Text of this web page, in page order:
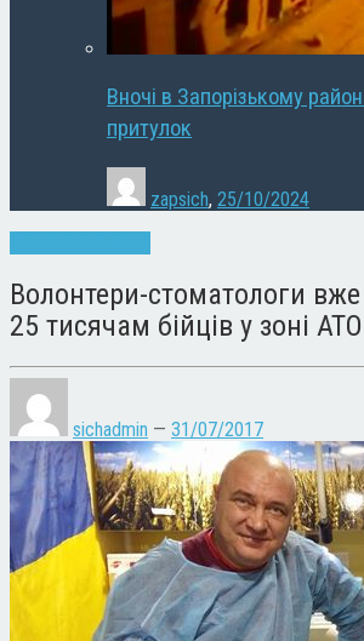
Вночі в Запорізькому
притулок
zapsich, 25/10/2024
Волонтери-стоматологи
25 тисячам бійців у зоні АТО
sichadmin — 31/07/2017